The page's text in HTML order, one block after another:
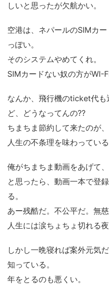
しいと思ったが欠航かい。
空港は、ネパールのSIMカ
っぽい。
そのシステムやめてくれ。
SIMカードない奴の方がWI-
なんか、飛行機のticket代
ど、どうなってんの??
ちまちま節約して来たのが
人生の不条理を味わっている
俺がちまちま動画をあげて
と思ったら、動画一本で登
る。
あー残酷だ。不公平だ。無慈
人生には涙ちょちょ切れる夜
しかし一晩寝れば案外元気
知っている。
年をとるのも悪くい。